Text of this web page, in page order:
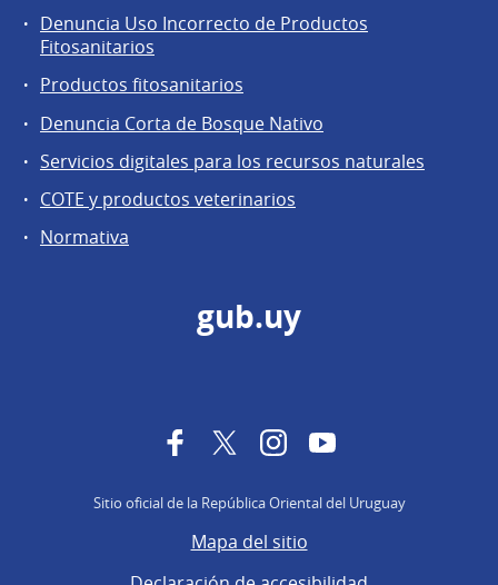
Denuncia Uso Incorrecto de Productos
Fitosanitarios
Productos fitosanitarios
Denuncia Corta de Bosque Nativo
Servicios digitales para los recursos naturales
COTE y productos veterinarios
Normativa
gub.uy
FacebookTwitterInstagramYouTube
Sitio oficial de la República Oriental del Uruguay
Mapa del sitio